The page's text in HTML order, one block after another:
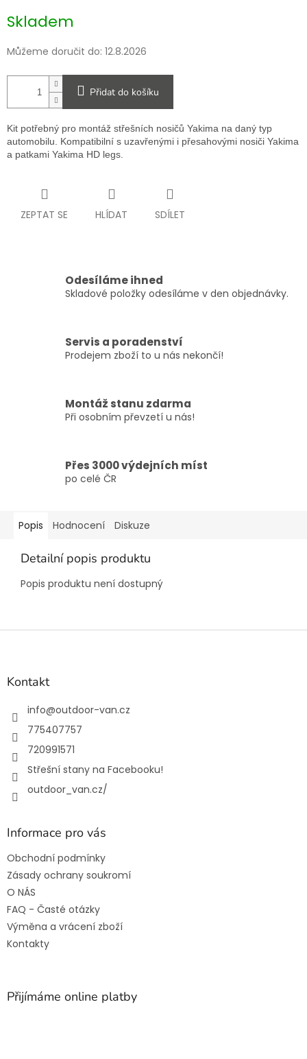
cena:
Skladem
Můžeme doručit do: 12.8.2026
Přidat do košíku
Kit potřebný pro montáž střešních nosičů Yakima na daný typ
automobilu. Kompatibilní s uzavřenými i přesahovými nosiči Yakima
a patkami Yakima HD legs.
ZEPTAT SE HLÍDAT SDÍLET
Odesíláme ihned
Skladové položky odesíláme v den objednávky.
Servis a poradenství
Prodejem zboží to u nás nekončí!
Montáž stanu zdarma
Při osobním převzetí u nás!
Přes 3000 výdejních míst
po celé ČR
Popis Hodnocení Diskuze
Detailní popis produktu
Popis produktu není dostupný
Z
Kontakt
info@outdoor-van.cz
775407757
720991571
Střešní stany na Facebooku!
outdoor_van.cz/
Informace pro vás
Obchodní podmínky
Zásady ochrany soukromí
O NÁS
FAQ - Časté otázky
Výměna a vrácení zboží
Kontakty
Přijímáme online platby